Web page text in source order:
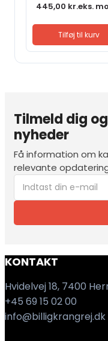
445,00 kr.eks.
Tilføj til kurv
Tilmeld dig
nyheder
Få information om
relevante
KONTAKT
Hvidelvej 18, 7400
+45 69 15 02 00
info@billigkrangrej.dk